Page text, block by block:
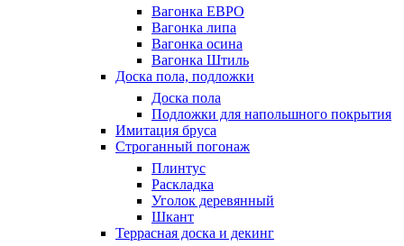
Вагонка ЕВРО
Вагонка липа
Вагонка осина
Вагонка Штиль
Доска пола, подложки
Доска пола
Подложки для напольшного покрытия
Имитация бруса
Строганный погонаж
Плинтус
Раскладка
Уголок деревянный
Шкант
Террасная доска и декинг